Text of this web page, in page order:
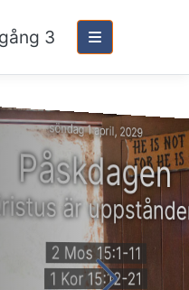
3
söndag 1 april, 2029
Påskdagen
är
2 Mos 15:1-11
1 Kor 15:12-21